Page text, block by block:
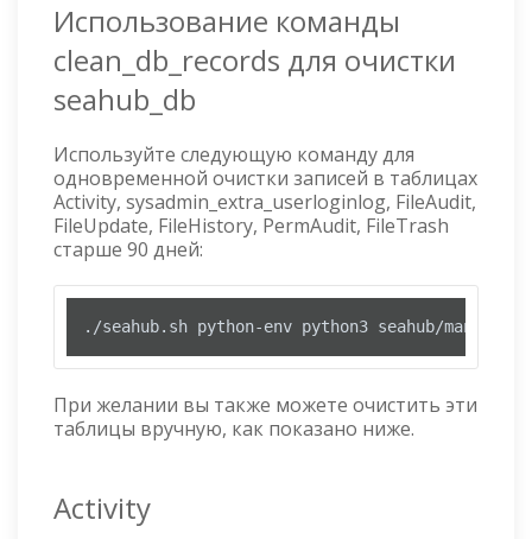
Использование команды
clean_db_records для очистки
seahub_db
Используйте следующую команду для
одновременной очистки записей в таблицах
Activity, sysadmin_extra_userloginlog, FileAudit,
FileUpdate, FileHistory, PermAudit, FileTrash
старше 90 дней:
./seahub.sh python-env python3 seahub/
При желании вы также можете очистить эти
таблицы вручную, как показано ниже.
Activity